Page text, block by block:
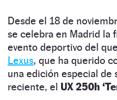
Desde el 18 de
se celebra en Madrid la
evento deportivo del
Lexus, que ha querido
una edición especial de
reciente, el UX 250h